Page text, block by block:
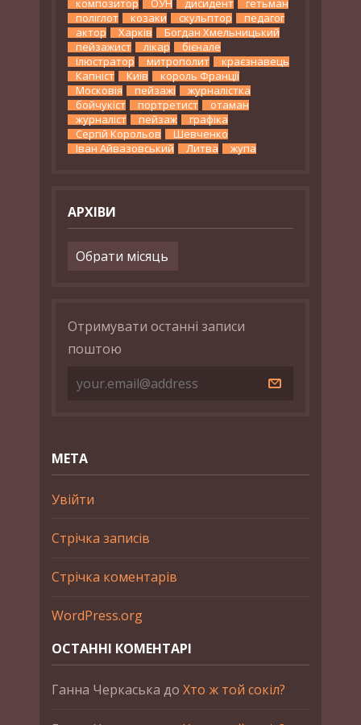
композитор
ОУН дисидент
гетьман
поліглот
козаки скульптор
педагог
актор
Харків
Богдан Хмельницький
пейзажист
лікар
бієнале
ілюстратор
митрополит
краєзнавець
Капніст
Київ
король Франції
Московія
пейзажі
журналістка
бойчукіст
портретист
отаман
журналіст
пейзаж
графіка
Сергій Корольов
Шевченко
Іван Айвазовський
Литва жупа
АРХІВИ
Архіви
Отримувати останні записи
поштою
МЕТА
Увійти
Стрічка записів
Стрічка коментарів
WordPress.org
ОСТАННІ КОМЕНТАРІ
Ганна Черкаська до Хто ж той сокіл?